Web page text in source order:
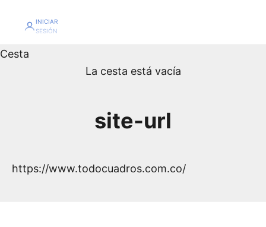
INICIAR
SESIÓN
Cesta
La cesta está vacía
site-url
https://www.todocuadros.com.co/